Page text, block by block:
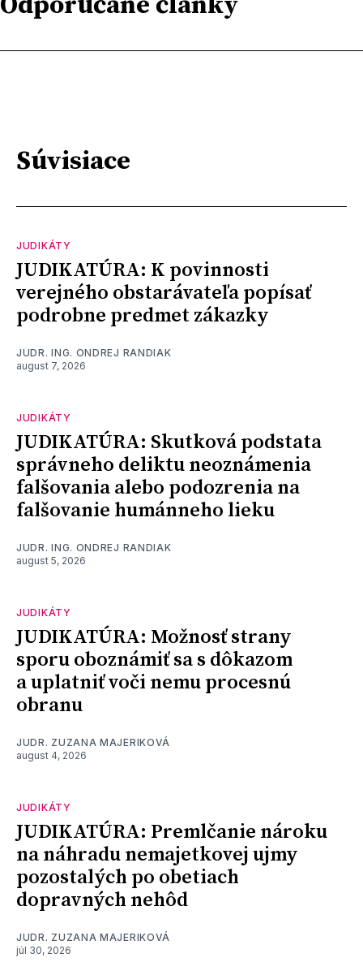
Súvisiace
JUDIKÁTY
JUDIKATÚRA: K povinnosti
verejného obstarávateľa popísať
podrobne predmet zákazky
JUDR. ING. ONDREJ RANDIAK
august 7, 2026
JUDIKÁTY
JUDIKATÚRA: Skutková podstata
správneho deliktu neoznámenia
falšovania alebo podozrenia na
falšovanie humánneho lieku
JUDR. ING. ONDREJ RANDIAK
august 5, 2026
JUDIKÁTY
JUDIKATÚRA: Možnosť strany
sporu oboznámiť sa s dôkazom
a uplatniť voči nemu procesnú
obranu
JUDR. ZUZANA MAJERIKOVÁ
august 4, 2026
JUDIKÁTY
JUDIKATÚRA: Premlčanie nároku
na náhradu nemajetkovej ujmy
pozostalých po obetiach
dopravných nehôd
JUDR. ZUZANA MAJERIKOVÁ
júl 30, 2026